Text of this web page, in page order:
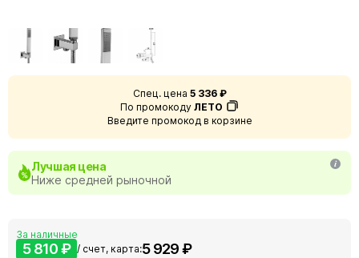
Спец. цена 5 336 ₽
По промокоду ЛЕТО
Введите промокод в корзине
Лучшая цена
Ниже средней рыночной
За наличные
5 810 ₽ / счет, карта:5 929 ₽